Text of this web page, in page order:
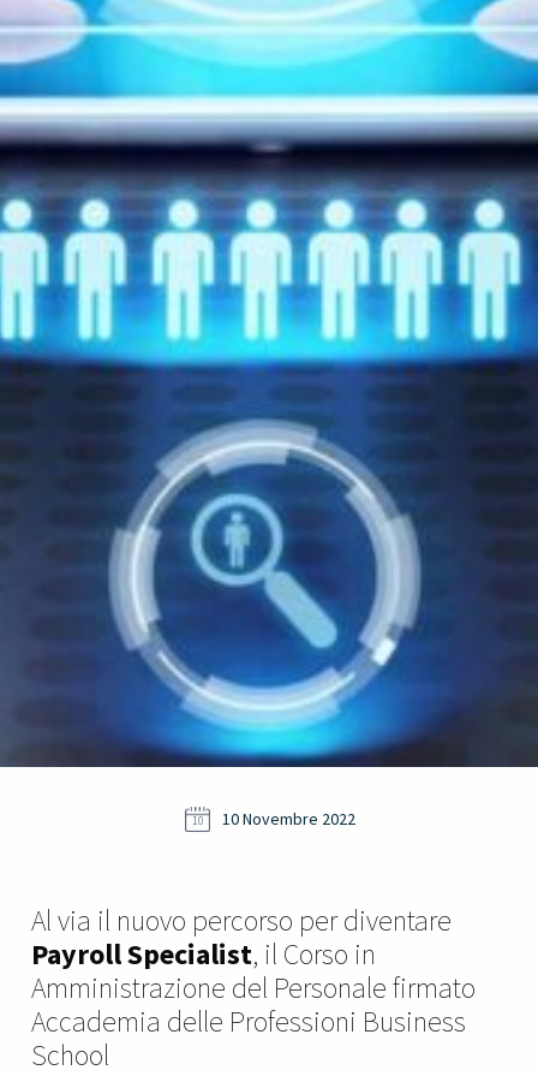
10 10 Novembre 2022
Al via il nuovo percorso per diventare
Payroll Specialist, il Corso in
Amministrazione del Personale firmato
Accademia delle Professioni Business
School